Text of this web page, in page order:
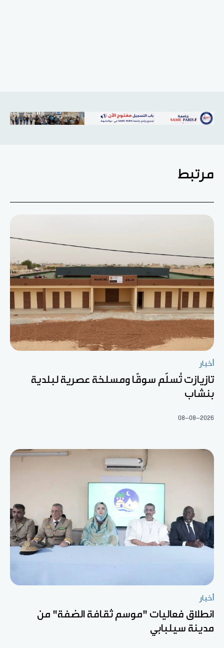
مرتبط
أخبار
تازيازت تُسلّم سوقًا ومسلخة عصرية لبلدية
بنشاب
08-08-2026
أخبار
انطلاق فعاليات "موسم ثقافة الضفة" من
مدينة سيلبابي